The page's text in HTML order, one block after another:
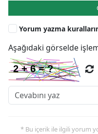
Yorum yazma
Aşağıdaki görselde
* Bu içerik ile ilgili yorum